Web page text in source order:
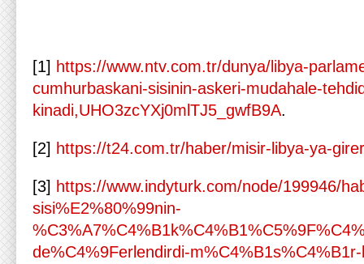
[1] https://www.ntv.com.tr/dunya/libya-
cumhurbaskani-sisinin-askeri-mudahale-
kinadi,UHO3zcYXj0mlTJ5_gwfB9A.
[2] https://t24.com.tr/haber/misir-libya-ya-
[3] https://www.indyturk.com/node/199946/
sisi%E2%80%99nin-
de%C4%9Ferlendirdi-